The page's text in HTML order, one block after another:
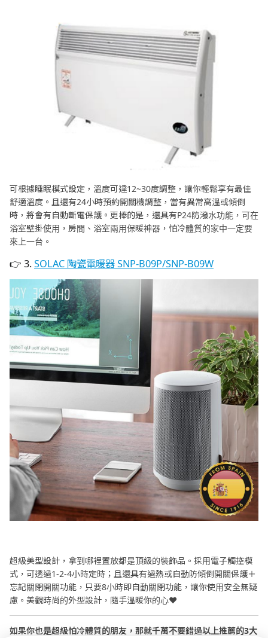
可根據睡眠模式設定，溫度可達12~30度調整，讓你輕鬆享有最佳
舒適溫度。且還有24小時預約開關機調整，當有異常高溫或傾倒
時，將會有自動斷電保護。更棒的是，還具有P24防潑水功能，可在
浴室壁掛使用，房間、浴室兩用保暖神器，怕冷體質的家中一定要
來上一台。
👉 3.SOLAC 陶瓷電暖器 SNP-B09P/SNP-B09W
超級美型設計，拿到哪裡置放都是頂級的裝飾品。採用電子觸控模
式，可透過1-2-4小時定時；且還具有過熱或自動防傾倒開關保護＋
忘記關閉開關功能，只要8小時即自動關閉功能，讓你使用安全無疑
慮。美觀時尚的外型設計，隨手溫暖你的心❤️
如果你也是超級怕冷體質的朋友，那就千萬不要錯過以上推薦的3大